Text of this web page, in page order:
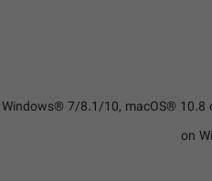
Windows® 7/8.1/10, macOS® 10.8
on